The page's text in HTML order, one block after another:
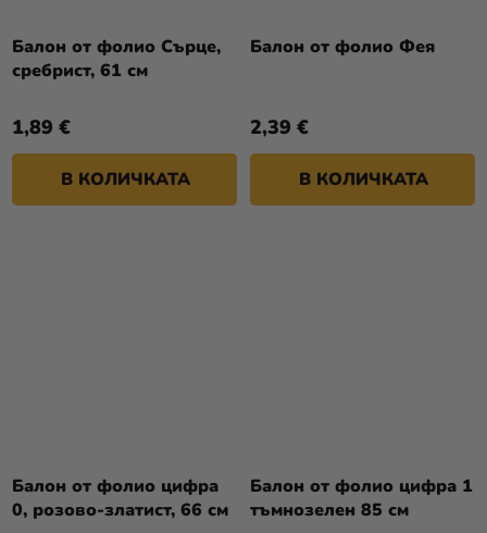
Балон от фолио Сърце,
сребрист, 61 см
1,89 €
В КОЛИЧКАТА
Балон от фолио Фея
2,39 €
В КОЛИЧКАТА
Балон от фолио цифра
0, розово-златист, 66 см
Балон от фолио цифра 1
тъмнозелен 85 см